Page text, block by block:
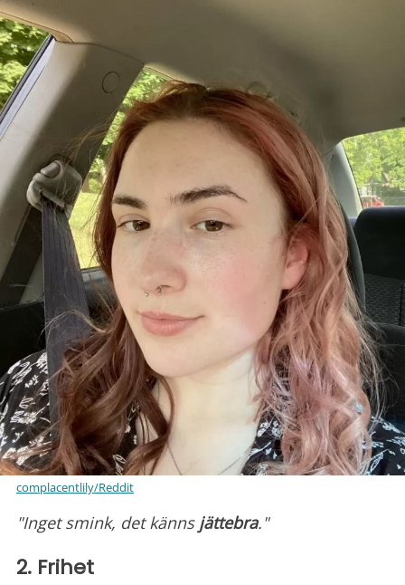
complacentlily/Reddit
"Inget smink, det känns jättebra."
2. Frihet